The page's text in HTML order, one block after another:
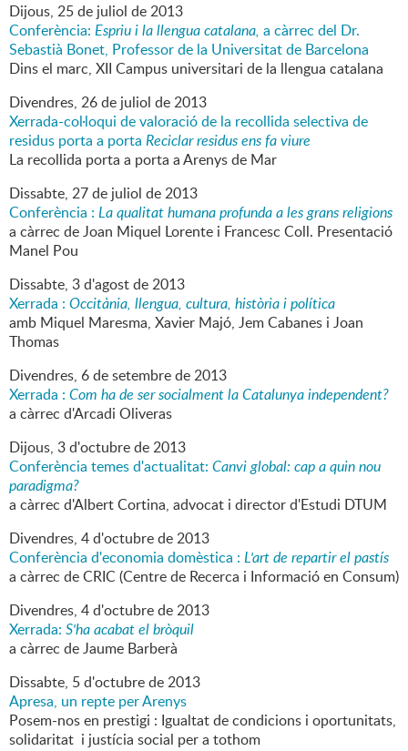
Dijous, 25de juliol de2013
Conferència: Espriu i la llengua catalana, a càrrec del Dr.
Sebastià Bonet, Professor de la Universitat de Barcelona
Dins el marc, XII Campus universitari de la llengua catalana
Divendres, 26de juliol de2013
Xerrada-col·loqui de valoració de la recollida selectiva de
residus porta a porta Reciclar residus ens fa viure
La recollida porta a porta a Arenys de Mar
Dissabte, 27de juliol de2013
Conferència : La qualitat humana profunda a les grans religions
a càrrec de Joan Miquel Lorente i Francesc Coll. Presentació
Manel Pou
Dissabte, 3d'agostde2013
Xerrada : Occitània, llengua, cultura, història i política
amb Miquel Maresma, Xavier Majó, Jem Cabanes i Joan
Thomas
Divendres, 6desetembrede2013
Xerrada : Com ha de ser socialment la Catalunya independent?
a càrrec d'Arcadi Oliveras
Dijous, 3d'octubrede2013
Conferència temes d'actualitat: Canvi global: cap a quin nou
paradigma?
a càrrec d'Albert Cortina, advocat i director d'Estudi DTUM
Divendres, 4d'octubrede2013
Conferència d'economia domèstica : L'art de repartir el pastís
a càrrec de CRIC (Centre de Recerca i Informació en Consum)
Divendres, 4d'octubrede2013
Xerrada: S'ha acabat el bròquil
a càrrec de Jaume Barberà
Dissabte, 5d'octubrede2013
Apresa, un repte per Arenys
Posem-nos en prestigi : Igualtat de condicions i oportunitats,
solidaritat i justícia social per a tothom